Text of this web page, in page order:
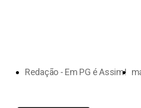
Redação - Em PG é Assim!